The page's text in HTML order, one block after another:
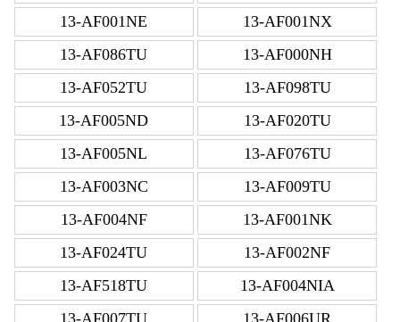
13-AF001NE
13-AF001NX
13-AF086TU
13-AF000NH
13-AF052TU
13-AF098TU
13-AF005ND
13-AF020TU
13-AF005NL
13-AF076TU
13-AF003NC
13-AF009TU
13-AF004NF
13-AF001NK
13-AF024TU
13-AF002NF
13-AF518TU
13-AF004NIA
13-AF007TU
13-AF006UR